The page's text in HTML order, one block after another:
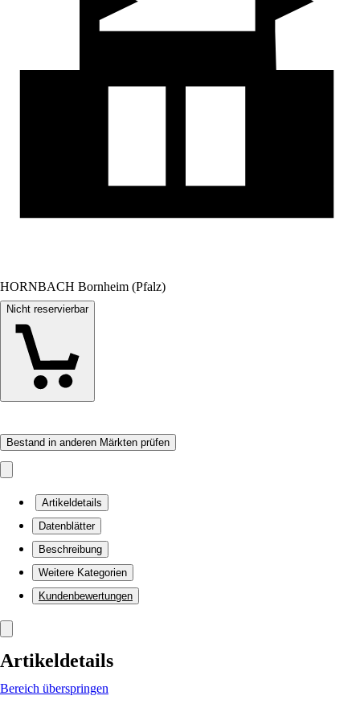
HORNBACH Bornheim (Pfalz)
Nicht reservierbar
Bestand in anderen Märkten prüfen
Artikeldetails
Datenblätter
Beschreibung
Weitere Kategorien
Kundenbewertungen
Artikeldetails
Bereich überspringen